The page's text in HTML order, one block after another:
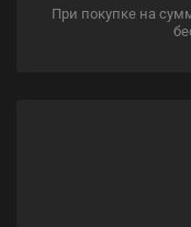
При покупке на